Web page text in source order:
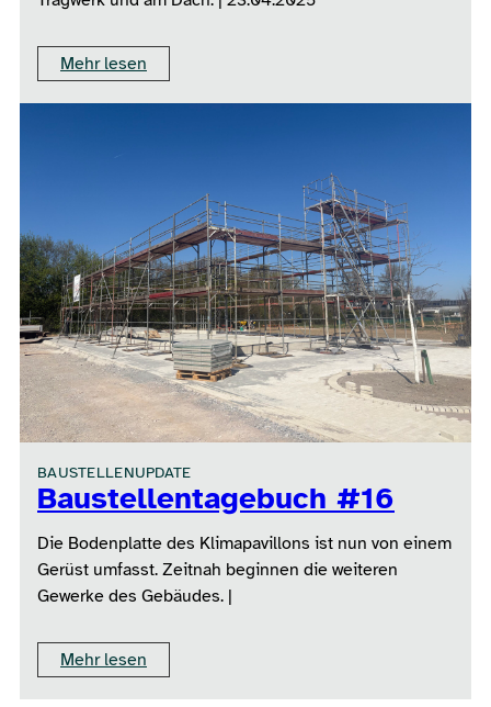
Mehr lesen
BAUSTELLENUPDATE
Baustellentagebuch #16
Die Bodenplatte des Klimapavillons ist nun von einem
Gerüst umfasst. Zeitnah beginnen die weiteren
Gewerke des Gebäudes. |
Mehr lesen